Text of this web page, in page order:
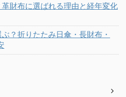
財布に選ばれる理由と経年変化
？折りたたみ日傘・長財布・